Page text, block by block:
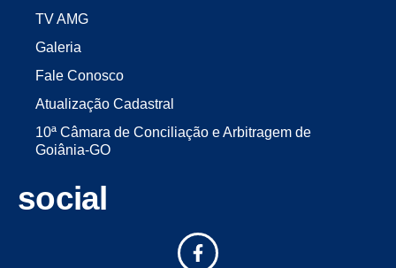
TV AMG
Galeria
Fale Conosco
Atualização Cadastral
10ª Câmara de Conciliação e Arbitragem de
Goiânia-GO
social